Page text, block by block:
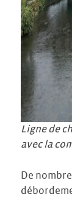
Ligne de
avec la
De